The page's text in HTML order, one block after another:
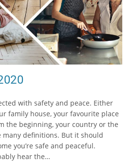
with safety and peace. Either
family house, your favourite place
the beginning, your country or the
many definitions. But it should
you’re safe and peaceful.
hear the…